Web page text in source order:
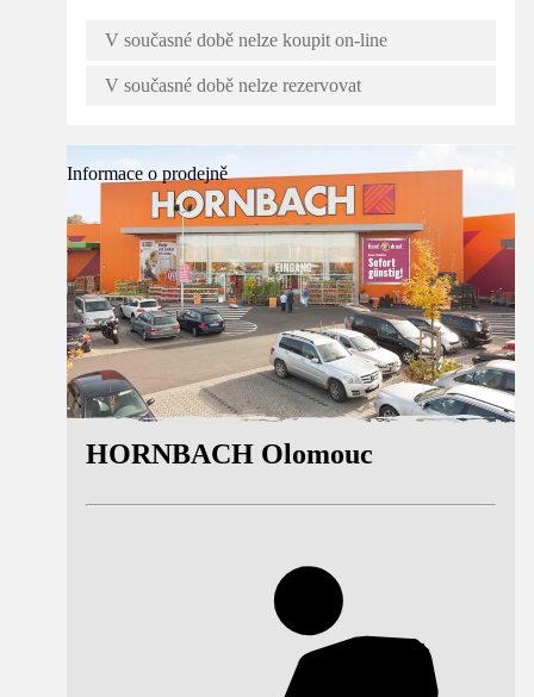
V současné době nelze koupit on-line
V současné době nelze rezervovat
Informace o prodejně
HORNBACH Olomouc